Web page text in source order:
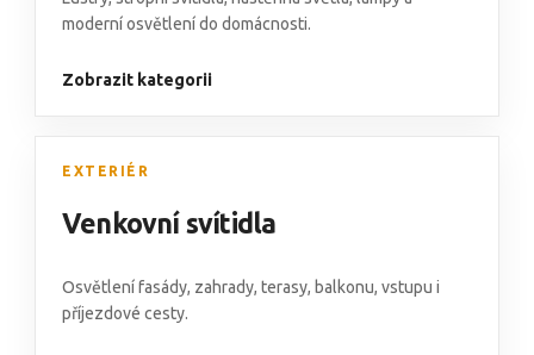
moderní osvětlení do domácnosti.
Zobrazit kategorii
EXTERIÉR
Venkovní svítidla
Osvětlení fasády, zahrady, terasy, balkonu, vstupu i
příjezdové cesty.